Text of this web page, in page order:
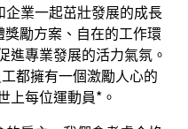
業一起茁壯發展的成長
勵方案、自在的工作環
進專業發展的活力氣氛。
都擁有一個激勵人心的
上每位運動員*。